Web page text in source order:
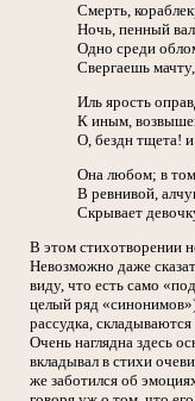
Смерть,
Ночь, пенный
Одно среди
Свергаешь
Иль ярость
К иным,
О, бездн тщета! и
Она любом; в том,
В ревнивой,
Скрывает
В этом стихотворении
Невозможно даже
виду, что есть само
целый ряд
рассудка,
Очень наглядна здесь
вкладывал в стихи
же заботился об